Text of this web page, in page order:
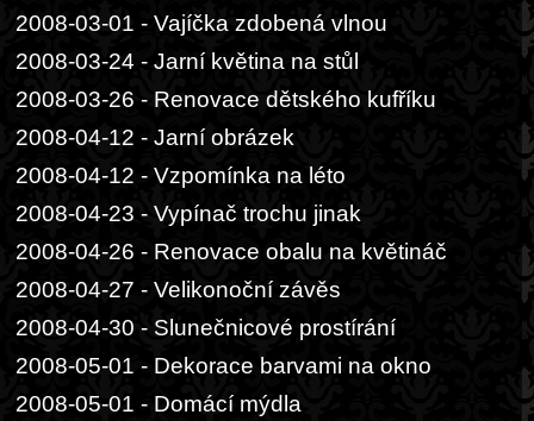
2008-03-01 - Vajíčka zdobená vlnou
2008-03-24 - Jarní květina na stůl
2008-03-26 - Renovace dětského kufříku
2008-04-12 - Jarní obrázek
2008-04-12 - Vzpomínka na léto
2008-04-23 - Vypínač trochu jinak
2008-04-26 - Renovace obalu na květináč
2008-04-27 - Velikonoční závěs
2008-04-30 - Slunečnicové prostírání
2008-05-01 - Dekorace barvami na okno
2008-05-01 - Domácí mýdla